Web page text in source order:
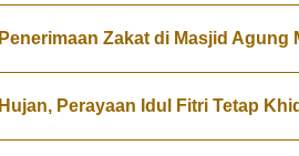
Penerimaan Zakat di Masjid Agung
Hujan, Perayaan Idul Fitri Tetap